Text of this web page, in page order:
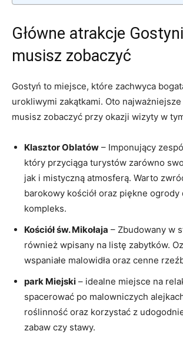
Główne atrakcje‍
musisz zobaczyć
Gostyń to miejsce, które zachwyca
urokliwymi zakątkami. Oto
musisz⁤ zobaczyć przy okazji ⁤wizyty w
Klasztor ⁢Oblatów – Imponujący​
który przyciąga‌ turystów zarówno
jak i ‌mistyczną atmosferą. Warto
barokowy kościół oraz piękne ogrody
‌kompleks.
Kościół ​św. Mikołaja – Zbudowany w⁢
również wpisany na ⁢listę zabytków.
wspaniałe malowidła oraz cenne
park Miejski – ⁢idealne miejsce na
spacerować po malowniczych
roślinność oraz korzystać​ z
zabaw czy stawy.